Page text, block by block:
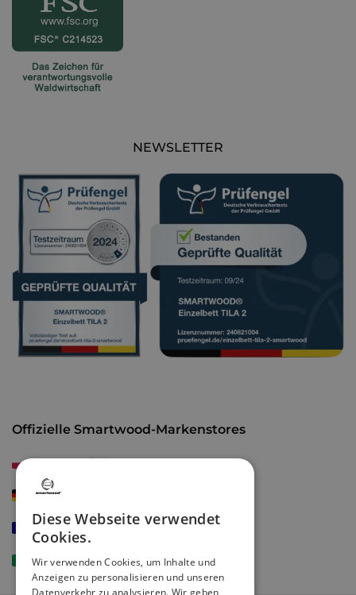
MATERIAL
NEWSLETTER
Offizielle Smartwood-Markenstores
smartwood.pl
smartwood.de
smartwoodkids.fr
smartwoodkids.it
Diese Webseite verwendet
Cookies.
Wir verwenden Cookies, um Inhalte und
Anzeigen zu personalisieren und unseren
Datenverkehr zu analysieren. Wir geben